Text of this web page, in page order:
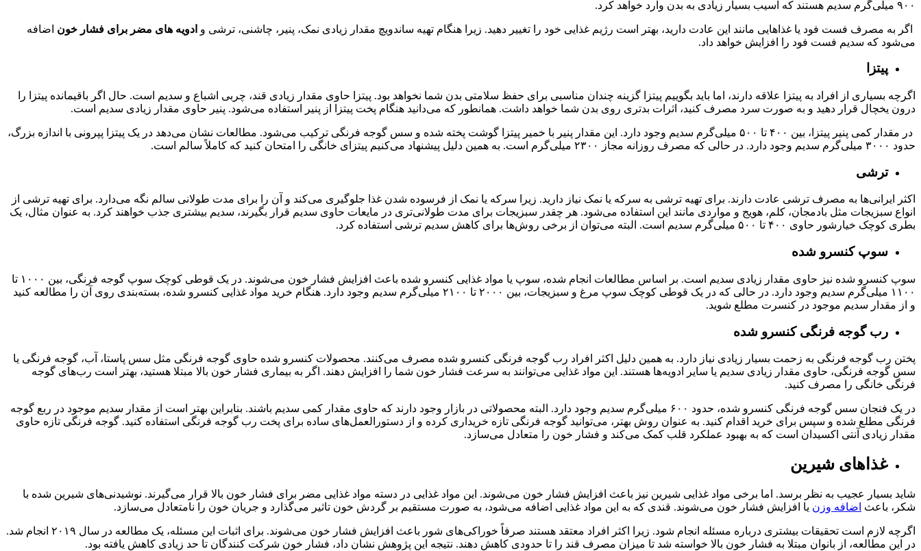
۹۰۰ میلی‌گرم سدیم هستند که آسیب بسیار زیادی به بدن وارد خواهد کرد.
اگر به مصرف فست فود یا غذاهایی مانند این عادت دارید، بهتر است رژیم غذایی خود را تغییر دهید. زیرا هنگام تهیه ساندویچ مقدار زیادی نمک، پنیر، چاشنی، ترشی و ادویه های مضر برای فشار خون اضافه
می‌شود که سدیم فست فود را افزایش خواهد داد.
پیتزا
اگرچه بسیاری از افراد به پیتزا علاقه دارند، اما باید بگوییم پیتزا گزینه چندان مناسبی برای حفظ سلامتی بدن شما نخواهد بود. پیتزا حاوی مقدار زیادی قند، چربی اشباع و سدیم است. حال اگر باقیمانده پیتزا را
درون یخچال قرار دهید و به صورت سرد مصرف کنید، اثرات بدتری روی بدن شما خواهد داشت. همانطور که می‌دانید هنگام پخت پیتزا از پنیر استفاده می‌شود. پنیر حاوی مقدار زیادی سدیم است.
در مقدار کمی پنیر پیتزا، بین ۴۰۰ تا ۵۰۰ میلی‌گرم سدیم وجود دارد. این مقدار پنیر با خمیر پیتزا گوشت پخته شده و سس گوجه فرنگی ترکیب می‌شود. مطالعات نشان می‌دهد در یک پیتزا پپرونی با اندازه بزرگ،
حدود ۳۰۰۰ میلی‌گرم سدیم وجود دارد. در حالی که مصرف روزانه مجاز ۲۳۰۰ میلی‌گرم است. به همین دلیل پیشنهاد می‌کنیم پیتزای خانگی را امتحان کنید که کاملاً سالم است.
ترشی
اکثر ایرانی‌ها به مصرف ترشی عادت دارند. برای تهیه ترشی به سرکه یا نمک نیاز دارید. زیرا سرکه یا نمک از فرسوده شدن غذا جلوگیری می‌کند و آن را برای مدت طولانی سالم نگه می‌دارد. برای تهیه ترشی از
انواع سبزیجات مثل بادمجان، کلم، هویج و مواردی مانند این استفاده می‌شود. هر چقدر سبزیجات برای مدت طولانی‌تری در مایعات حاوی سدیم قرار بگیرند، سدیم بیشتری جذب خواهند کرد. به عنوان مثال، یک
بطری کوچک خیارشور حاوی ۴۰۰ تا ۵۰۰ میلی‌گرم سدیم است. البته می‌توان از برخی روش‌ها برای کاهش سدیم ترشی استفاده کرد.
سوپ کنسرو شده
سوپ کنسرو شده نیز حاوی مقدار زیادی سدیم است. بر اساس مطالعات انجام شده، سوپ یا مواد غذایی کنسرو شده باعث افزایش فشار خون می‌شوند. در یک قوطی کوچک سوپ گوجه فرنگی، بین ۱۰۰۰ تا
۱۱۰۰ میلی‌گرم سدیم وجود دارد. در حالی که در یک قوطی کوچک سوپ مرغ و سبزیجات، بین ۲۰۰۰ تا ۲۱۰۰ میلی‌گرم سدیم وجود دارد. هنگام خرید مواد غذایی کنسرو شده، بسته‌بندی روی آن را مطالعه کنید
و از مقدار سدیم موجود در کنسرت مطلع شوید.
رب گوجه فرنگی کنسرو شده
پختن رب گوجه فرنگی به زحمت بسیار زیادی نیاز دارد. به همین دلیل اکثر افراد رب گوجه فرنگی کنسرو شده مصرف می‌کنند. محصولات کنسرو شده حاوی گوجه فرنگی مثل سس پاستا، آب، گوجه فرنگی یا
سس گوجه فرنگی، حاوی مقدار زیادی سدیم یا سایر ادویه‌ها هستند. این مواد غذایی می‌توانند به سرعت فشار خون شما را افزایش دهند. اگر به بیماری فشار خون بالا مبتلا هستید، بهتر است رب‌های گوجه
فرنگی خانگی را مصرف کنید.
در یک فنجان سس گوجه فرنگی کنسرو شده، حدود ۶۰۰ میلی‌گرم سدیم وجود دارد. البته محصولاتی در بازار وجود دارند که حاوی مقدار کمی سدیم باشند. بنابراین بهتر است از مقدار سدیم موجود در ربع گوجه
فرنگی مطلع شده و سپس برای خرید اقدام کنید. به عنوان روش بهتر، می‌توانید گوجه فرنگی تازه خریداری کرده و از دستورالعمل‌های ساده برای پخت رب گوجه فرنگی استفاده کنید. گوجه فرنگی تازه حاوی
مقدار زیادی آنتی اکسیدان است که به بهبود عملکرد قلب کمک می‌کند و فشار خون را متعادل می‌سازد.
غذاهای شیرین
شاید بسیار عجیب به نظر برسد. اما برخی مواد غذایی شیرین نیز باعث افزایش فشار خون می‌شوند. این مواد غذایی در دسته مواد غذایی مضر برای فشار خون بالا قرار می‌گیرند. نوشیدنی‌های شیرین شده با
شکر، باعث اضافه وزن یا افزایش فشار خون می‌شوند. قندی که به این مواد غذایی اضافه می‌شود، به صورت مستقیم بر گردش خون تاثیر می‌گذارد و جریان خون را نامتعادل می‌سازد.
اگرچه لازم است تحقیقات بیشتری درباره مسئله انجام شود. زیرا اکثر افراد معتقد هستند صرفاً خوراکی‌های شور باعث افزایش فشار خون می‌شوند. برای اثبات این مسئله، یک مطالعه در سال ۲۰۱۹ انجام شد.
در این مطالعه، از بانوان مبتلا به فشار خون بالا خواسته شد تا میزان مصرف قند را تا حدودی کاهش دهند. نتیجه این پژوهش نشان داد، فشار خون شرکت کنندگان تا حد زیادی کاهش یافته بود.